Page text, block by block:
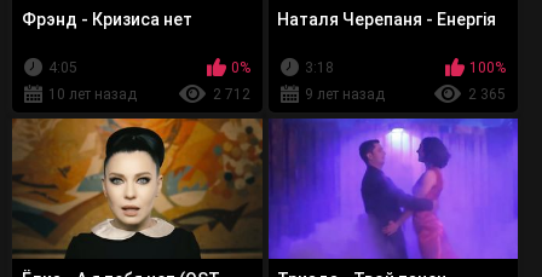
Фрэнд - Кризиса нет
4:05
0%
10 лет назад
2 712
Наталя Черепаня - Енергія
3:18
100%
9 лет назад
2 365